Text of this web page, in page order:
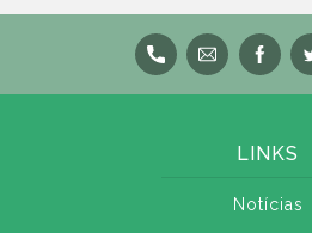
LINKS
Notícias